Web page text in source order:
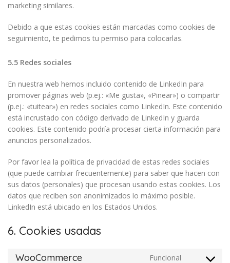
marketing similares.
Debido a que estas cookies están marcadas como cookies de
seguimiento, te pedimos tu permiso para colocarlas.
5.5 Redes sociales
En nuestra web hemos incluido contenido de LinkedIn para
promover páginas web (p.ej.: «Me gusta», «Pinear») o compartir
(p.ej.: «tuitear») en redes sociales como LinkedIn. Este contenido
está incrustado con código derivado de LinkedIn y guarda
cookies. Este contenido podría procesar cierta información para
anuncios personalizados.
Por favor lea la política de privacidad de estas redes sociales
(que puede cambiar frecuentemente) para saber que hacen con
sus datos (personales) que procesan usando estas cookies. Los
datos que reciben son anonimizados lo máximo posible.
LinkedIn está ubicado en los Estados Unidos.
6. Cookies usadas
WooCommerce Funcional